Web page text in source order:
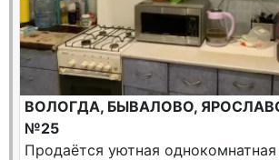
ВОЛОГДА, БЫВАЛОВО,
№25
Продаётся уютная однокомнатная